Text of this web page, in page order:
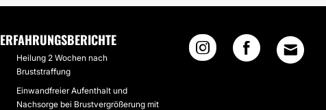
ERFAHRUNGSBERICHTE
Heilung 2 Wochen nach
Bruststraffung
Einwandfreier Aufenthalt und
Nachsorge bei Brustvergrößerung mit